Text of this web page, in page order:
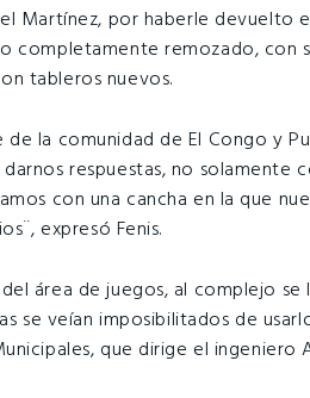
Martínez, por haberle devuelto
completamente remozado, con
tableros nuevos.
de la comunidad de El Congo y
respuestas, no solamente
con una cancha en la que
expresó Fenis.
área de juegos, al complejo se
se veían imposibilitados de
que dirige el ingeniero